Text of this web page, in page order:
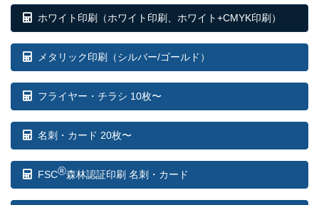
ホワイト印刷 （ホワイト印刷、ホワイト+CMYK印刷）
メタリック印刷（シルバー/ゴールド）
フライヤー・チラシ 10枚〜
名刺・カード 20枚〜
FSC®森林認証印刷 名刺・カード